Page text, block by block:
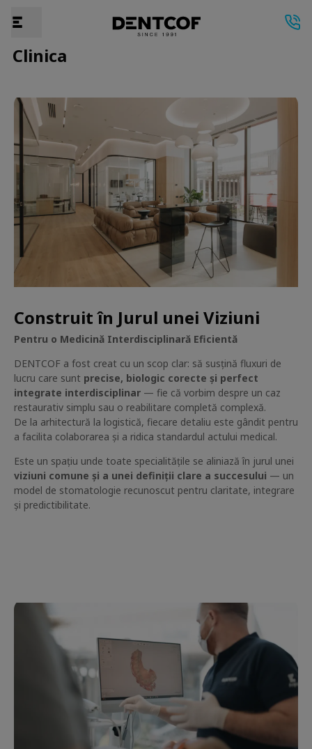
Clinica
Construit în Jurul unei Viziuni
Pentru o Medicină Interdisciplinară Eficientă
DENTCOF a fost creat cu un scop clar: să susțină fluxuri de
lucru care sunt precise, biologic corecte și perfect
integrate interdisciplinar — fie că vorbim despre un caz
restaurativ simplu sau o reabilitare completă complexă.
De la arhitectură la logistică, fiecare detaliu este gândit pentru
a facilita colaborarea și a ridica standardul actului medical.
Este un spațiu unde toate specialitățile se aliniază în jurul unei
viziuni comune și a unei definiții clare a succesului — un
model de stomatologie recunoscut pentru claritate, integrare
și predictibilitate.